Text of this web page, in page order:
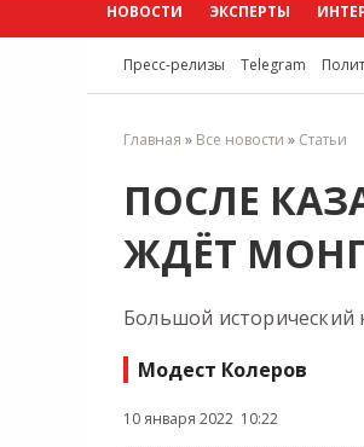
НОВОСТИ ЭКСПЕРТЫ
Пресс-релизы Telegram
Главная » Все новости » Статьи
ПОСЛЕ
ЖДЁТ
Большой исторический
Модест Колеров
10 января 2022 10:22